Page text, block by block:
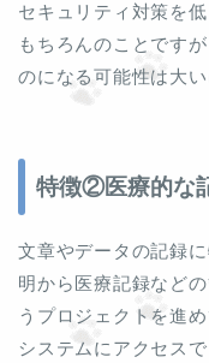
セキュリティ対策を
もちろんのことです
のになる可能性は大
特徴②医療的な
文章やデータの記録
明から医療記録など
うプロジェクトを進め
システムにアクセス